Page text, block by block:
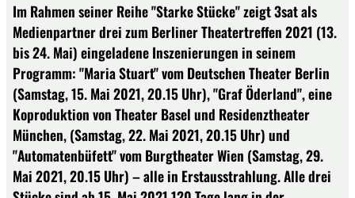
Im Rahmen seiner Reihe "Starke Stücke" zeigt 3sat als
Medienpartner drei zum Berliner Theatertreffen 2021 (13.
bis 24. Mai) eingeladene Inszenierungen in seinem
Programm: "Maria Stuart" vom Deutschen Theater Berlin
(Samstag, 15. Mai 2021, 20.15 Uhr), "Graf Öderland", eine
Koproduktion von Theater Basel und Residenztheater
München, (Samstag, 22. Mai 2021, 20.15 Uhr) und
"Automatenbüfett" vom Burgtheater Wien (Samstag, 29.
Mai 2021, 20.15 Uhr) – alle in Erstausstrahlung. Alle drei